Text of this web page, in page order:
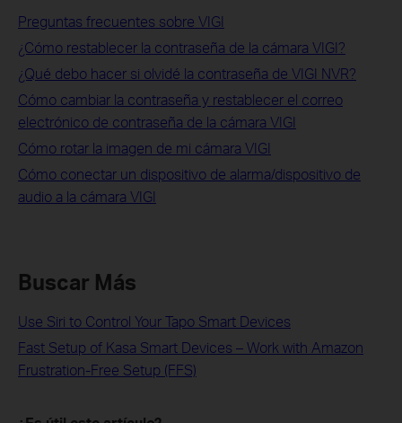
Preguntas frecuentes sobre VIGI
¿Cómo restablecer la contraseña de la cámara VIGI?
¿Qué debo hacer si olvidé la contraseña de VIGI NVR?
Cómo cambiar la contraseña y restablecer el correo
electrónico de contraseña de la cámara VIGI
Cómo rotar la imagen de mi cámara VIGI
Cómo conectar un dispositivo de alarma/dispositivo de
audio a la cámara VIGI
Buscar Más
Use Siri to Control Your Tapo Smart Devices
Fast Setup of Kasa Smart Devices – Work with Amazon
Frustration-Free Setup (FFS)